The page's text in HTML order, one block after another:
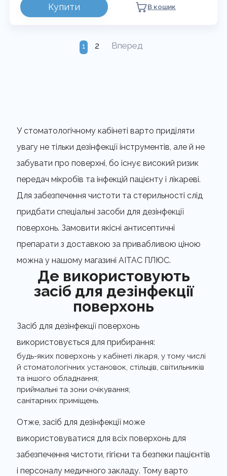
Купити В кошик
1 2 Вперед
У стоматологічному кабінеті варто приділяти
увагу не тільки дезінфекції інструментів, але й не
забувати про поверхні, бо існує високий ризик
передач мікробів та інфекцій пацієнту і лікареві.
Для забезпечення чистоти та стерильності слід
придбати спеціальні засоби для дезінфекції
поверхонь. Замовити якісні антисептичні
препарати з доставкою за привабливою ціною
можна у нашому магазині АІТАС ПЛЮС.
Де використовують
засіб для дезінфекції
поверхонь
Засіб для дезінфекції поверхонь
використовується для прибирання:
будь-яких поверхонь у кабінеті лікаря, у тому числі
й стоматологічних установок, стільців, світильників
та іншого обладнання;
приймальні та зони очікування;
санітарних приміщень.
Отже, засіб для дезінфекції може
використовуватися для всіх поверхонь для
забезпечення чистоти, гігієни та безпеки пацієнтів
і персоналу медичного закладу. Тому варто